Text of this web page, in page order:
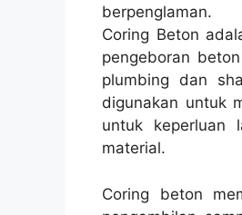
berpenglaman.
Coring Beton
pengeboran
plumbing dan
digunakan untuk
untuk keperluan
material.
Coring beton